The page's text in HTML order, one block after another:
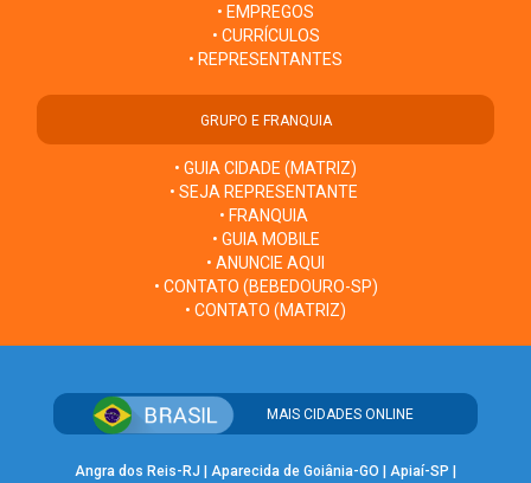
• EMPREGOS
• CURRÍCULOS
• REPRESENTANTES
GRUPO E FRANQUIA
• GUIA CIDADE (MATRIZ)
• SEJA REPRESENTANTE
• FRANQUIA
• GUIA MOBILE
• ANUNCIE AQUI
• CONTATO (BEBEDOURO-SP)
• CONTATO (MATRIZ)
MAIS CIDADES ONLINE
Angra dos Reis-RJ Aparecida de Goiânia-GO Apiaí-SP